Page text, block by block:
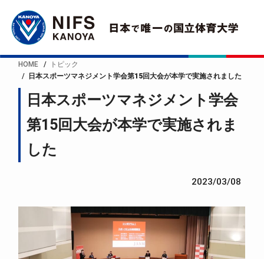
HOME
トピック
日本スポーツマネジメント学会第15回大会が本学で実施されました
日本スポーツマネジメント学会
第15回大会が本学で実施されま
した
2023/03/08